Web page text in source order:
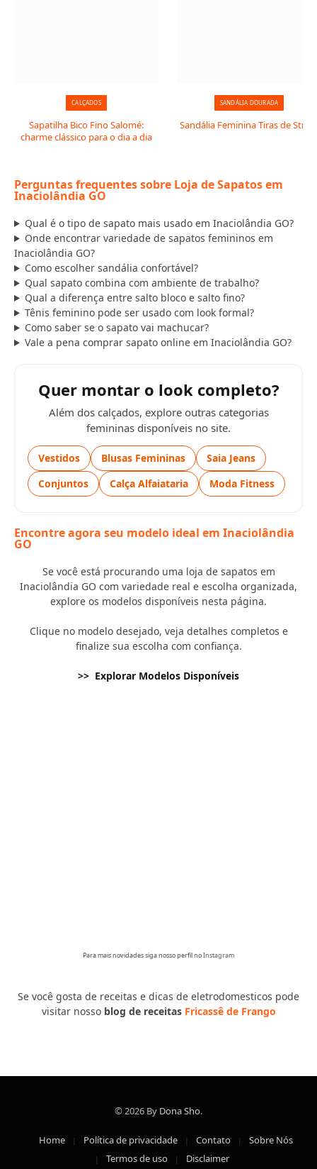
CALÇADOS
Sapatilha Bico Fino Salomé:
charme clássico para o dia a dia
SANDÁLIA DOURADA
Sandália Feminina Tiras de
Perguntas frequentes sobre Loja de Sapatos em
Inaciolândia GO
Qual é o tipo de sapato mais usado em Inaciolândia GO?
Onde encontrar variedade de sapatos femininos em
Inaciolândia GO?
Como escolher sandália confortável?
Qual sapato combina com ambiente de trabalho?
Qual a diferença entre salto bloco e salto fino?
Tênis feminino pode ser usado com look formal?
Como saber se o sapato vai machucar?
Vale a pena comprar sapato online em Inaciolândia GO?
Quer montar o look completo?
Além dos calçados, explore outras categorias
femininas disponíveis no site.
Vestidos Blusas Femininas
Saia Jeans
Conjuntos
Calça Alfaiataria Moda Fitness
Encontre agora seu modelo ideal em Inaciolândia
GO
Se você está procurando uma loja de sapatos em
Inaciolândia GO com variedade real e escolha organizada,
explore os modelos disponíveis nesta página.
Clique no modelo desejado, veja detalhes completos e
finalize sua escolha com confiança.
>> Explorar Modelos Disponíveis
Para mais novidades siga nosso perfil noInstagram
Se você gosta de receitas e dicas de eletrodomesticos pode
visitar nosso blog de receitas Fricassê de Frango
© 2026 By Dona Sho.
Home Política de privacidade Contato
Sobre Nós
Termos de uso
Disclaimer